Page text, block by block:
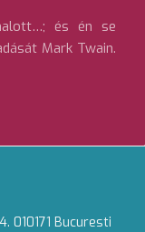
és én se
Mark Twain.
010171 Bucuresti